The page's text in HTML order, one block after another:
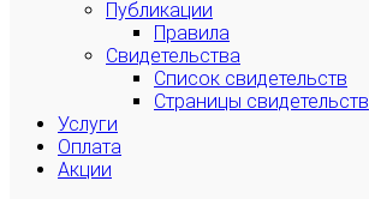
Публикации
Правила
Свидетельства
Список свидетельств
Страницы свидетельств
Услуги
Оплата
Акции